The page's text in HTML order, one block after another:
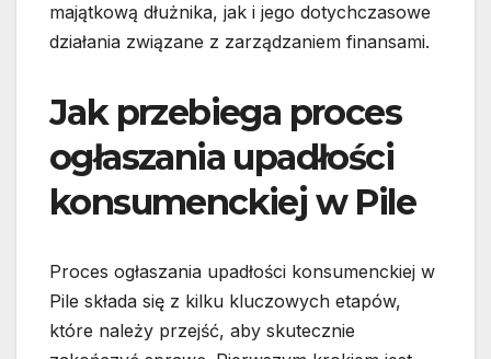
majątkową dłużnika, jak i jego dotychczasowe
działania związane z zarządzaniem finansami.
Jak przebiega proces
ogłaszania upadłości
konsumenckiej w Pile
Proces ogłaszania upadłości konsumenckiej w
Pile składa się z kilku kluczowych etapów,
które należy przejść, aby skutecznie